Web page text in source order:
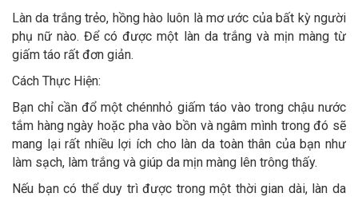
Làn da trắng trẻo, hồng hào luôn là mơ ước của bất kỳ người
phụ nữ nào. Để có được một làn da trắng và mịn màng từ
giấm táo rất đơn giản.
Cách Thực Hiện:
Bạn chỉ cần đổ một chénnhỏ giấm táo vào trong chậu nước
tắm hàng ngày hoặc pha vào bồn và ngâm mình trong đó sẽ
mang lại rất nhiều lợi ích cho làn da toàn thân của bạn như
làm sạch, làm trắng và giúp da mịn màng lên trông thấy.
Nếu bạn có thể duy trì được trong một thời gian dài, làn da